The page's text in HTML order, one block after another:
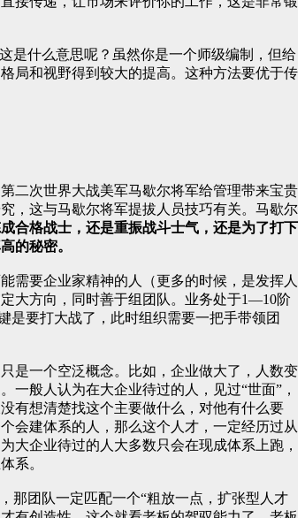
是什么意思呢？虽然你是一个师级编制，但给
局和视野得到较大的提高。这种方法要优于传
二次世界大战美军马歇尔将军给管理带来宝贵
，这与马歇尔将军提拔人员技巧有关。马歇尔
合格战士，还是重振战斗士气，还是为了打下
的秘密。
需要企业家精神的人（更多的时候，是发挥人
大方向，同时善于组团队。业务处于1—10阶
要打大战了，此时组织需要一把手带领团
是一个空泛概念。比如，企业做大了，人数变
般人认为在大企业待过的人，见过“世面”，
有想清楚找这个主要做什么，对他有什么要
会建体系的人，那么这个人才，一定经历过从
大企业待过的人大多数只会在现成体系上跑，
系。
那团队一定匹配一个“粗放一点，扩张型人才